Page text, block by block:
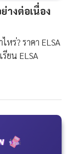
างต่อเนื่อง
หร่? ราคา ELSA
ยน ELSA